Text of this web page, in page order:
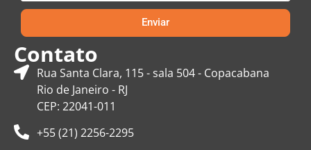
Enviar
Contato
Rua Santa Clara, 115 - sala 504 - Copacabana
Rio de Janeiro - RJ
CEP: 22041-011
+55 (21) 2256-2295